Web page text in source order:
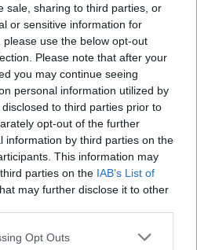
sale, sharing to third parties, or
or sensitive information for
use the below opt-out
Please note that after your
you may continue seeing
personal information utilized by
to third parties prior to
opt-out of the further
information by third parties on the
This information may
parties on the IAB’s List of
may further disclose it to other
Opt Outs
του φετινού τζίρου μέχρι
περίοδο πέρυσι,
περίπου τον ίδιο κύκλο
και το 30,4%
λόγοι μείωσης του τζίρου
η ακρίβεια με